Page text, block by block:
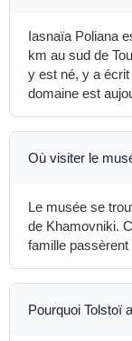
Iasnaïa Poliana
km au sud de
y est né, y a écrit
domaine est
Où visiter le
Le musée se
de Khamovniki.
famille
Pourquoi Tolstoï